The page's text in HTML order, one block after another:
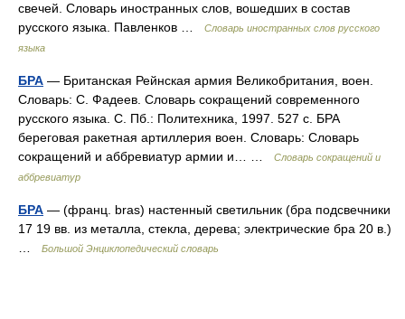
свечей. Словарь иностранных слов, вошедших в состав
русского языка. Павленков …
Словарь иностранных слов русского
языка
БРА — Британская Рейнская армия Великобритания, воен.
Словарь: С. Фадеев. Словарь сокращений современного
русского языка. С. Пб.: Политехника, 1997. 527 с. БРА
береговая ракетная артиллерия воен. Словарь: Словарь
сокращений и аббревиатур армии и… …
Словарь сокращений и
аббревиатур
БРА — (франц. bras) настенный светильник (бра подсвечники
17 19 вв. из металла, стекла, дерева; электрические бра 20 в.)
Большой Энциклопедический словарь